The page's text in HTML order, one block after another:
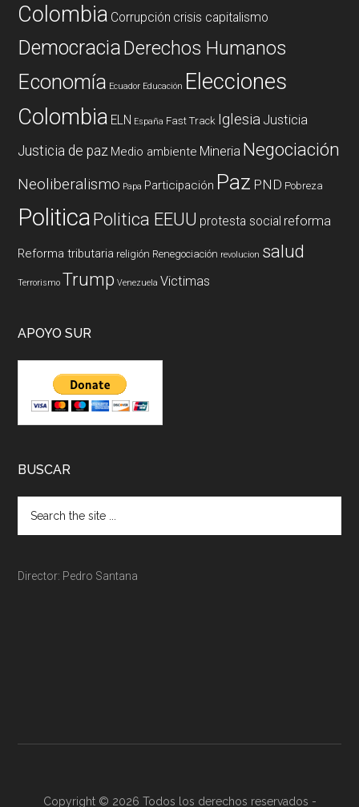
Colombia Corrupción crisis capitalismo
DemocraciaDerechos Humanos
Economía Ecuador Educación Elecciones
Colombia ELN España Fast Track Iglesia Justicia
Justicia de paz Medio ambiente Mineria Negociación
Neoliberalismo Papa Participación Paz PND Pobreza
PoliticaPolitica EEUU protesta social reforma
Reforma tributaria religión Renegociación revolucion salud
Terrorismo Trump Venezuela Victimas
APOYO SUR
BUSCAR
Director: Pedro Santana
Copyright © 2026 Todos los derechos reservados -